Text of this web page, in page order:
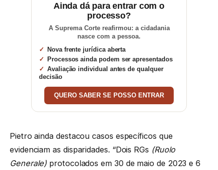
Ainda dá para entrar com o
processo?
A Suprema Corte reafirmou: a cidadania
nasce com a pessoa.
Nova frente jurídica aberta
Processos ainda podem ser apresentados
Avaliação individual antes de qualquer
decisão
QUERO SABER SE POSSO ENTRAR
Pietro ainda destacou casos específicos que
evidenciam as disparidades. “Dois RGs (Ruolo
Generale) protocolados em 30 de maio de 2023 e 6